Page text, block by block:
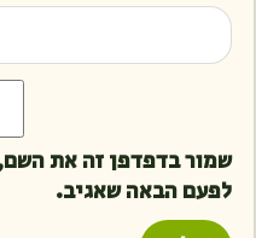
שמור בדפדפן זה את
לפעם הבאה שאגיב.